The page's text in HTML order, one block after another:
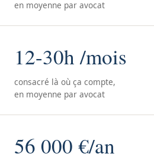
en moyenne par avocat
12-30h /mois
consacré là où ça compte,
en moyenne par avocat
56 000 €/an